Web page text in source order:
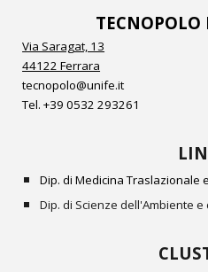
TECNOPOLO
Via Saragat, 13
44122 Ferrara
tecnopolo@unife.it
Tel.+39 0532293261
Dip. di Medicina Traslazionale
Dip. di Scienze dell'Ambiente